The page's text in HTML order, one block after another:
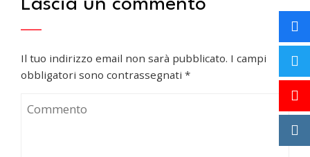
Lascia un commento
Il tuo indirizzo email non sarà pubblicato. I campi
obbligatori sono contrassegnati *